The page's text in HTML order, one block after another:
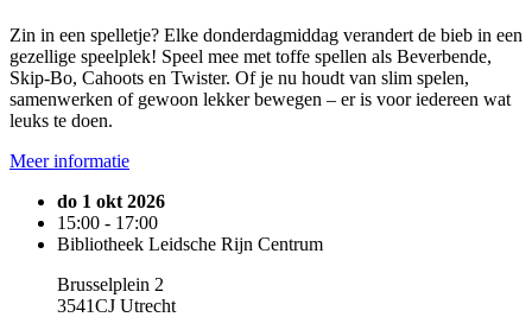
Zin in een spelletje? Elke donderdagmiddag verandert de bieb in een
gezellige speelplek! Speel mee met toffe spellen als Beverbende,
Skip-Bo, Cahoots en Twister. Of je nu houdt van slim spelen,
samenwerken of gewoon lekker bewegen – er is voor iedereen wat
leuks te doen.
Meer informatie
do 1 okt 2026
15:00 - 17:00
Bibliotheek Leidsche Rijn Centrum
Brusselplein 2
3541CJ Utrecht